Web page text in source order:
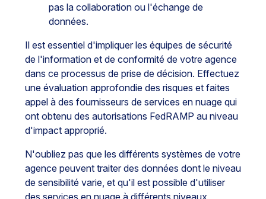
pas la collaboration ou l'échange de
données.
Il est essentiel d'impliquer les équipes de sécurité
de l'information et de conformité de votre agence
dans ce processus de prise de décision. Effectuez
une évaluation approfondie des risques et faites
appel à des fournisseurs de services en nuage qui
ont obtenu des autorisations FedRAMP au niveau
d'impact approprié.
N'oubliez pas que les différents systèmes de votre
agence peuvent traiter des données dont le niveau
de sensibilité varie, et qu'il est possible d'utiliser
des services en nuage à différents niveaux